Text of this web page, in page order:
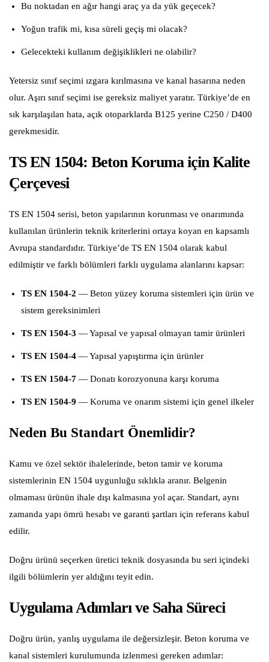
Bu noktadan en ağır hangi araç ya da yük geçecek?
Yoğun trafik mi, kısa süreli geçiş mi olacak?
Gelecekteki kullanım değişiklikleri ne olabilir?
Yetersiz sınıf seçimi ızgara kırılmasına ve kanal hasarına neden
olur. Aşırı sınıf seçimi ise gereksiz maliyet yaratır. Türkiye’de en
sık karşılaşılan hata, açık otoparklarda B125 yerine C250 / D400
gerekmesidir.
TS EN 1504: Beton Koruma için Kalite
Çerçevesi
TS EN 1504 serisi, beton yapılarının korunması ve onarımında
kullanılan ürünlerin teknik kriterlerini ortaya koyan en kapsamlı
Avrupa standardıdır. Türkiye’de TS EN 1504 olarak kabul
edilmiştir ve farklı bölümleri farklı uygulama alanlarını kapsar:
TS EN 1504-2 — Beton yüzey koruma sistemleri için ürün ve
sistem gereksinimleri
TS EN 1504-3 — Yapısal ve yapısal olmayan tamir ürünleri
TS EN 1504-4 — Yapısal yapıştırma için ürünler
TS EN 1504-7 — Donatı korozyonuna karşı koruma
TS EN 1504-9 — Koruma ve onarım sistemi için genel ilkeler
Neden Bu Standart Önemlidir?
Kamu ve özel sektör ihalelerinde, beton tamir ve koruma
sistemlerinin EN 1504 uygunluğu sıklıkla aranır. Belgenin
olmaması ürünün ihale dışı kalmasına yol açar. Standart, aynı
zamanda yapı ömrü hesabı ve garanti şartları için referans kabul
edilir.
Doğru ürünü seçerken üretici teknik dosyasında bu seri içindeki
ilgili bölümlerin yer aldığını teyit edin.
Uygulama Adımları ve Saha Süreci
Doğru ürün, yanlış uygulama ile değersizleşir. Beton koruma ve
kanal sistemleri kurulumunda izlenmesi gereken adımlar: